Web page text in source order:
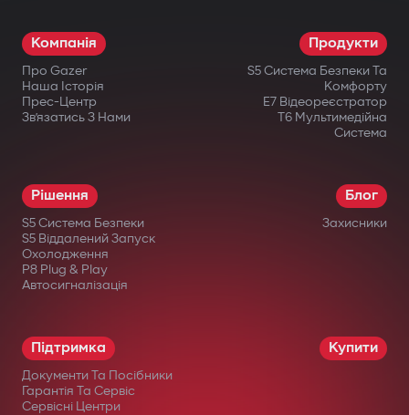
Компанія
Про Gazer
Наша Історія
Прес-Центр
Зв’язатись З Нами
Продукти
S5 Система Безпеки Та
Комфорту
E7 Відеореєстратор
T6 Мультимедійна
Система
Рішення
S5 Система Безпеки
S5 Віддалений Запуск
Охолодження
P8 Plug & Play
Автосигналізація
Блог
Захисники
Підтримка
Документи Та Посібники
Гарантія Та Сервіс
Сервісні Центри
Купити